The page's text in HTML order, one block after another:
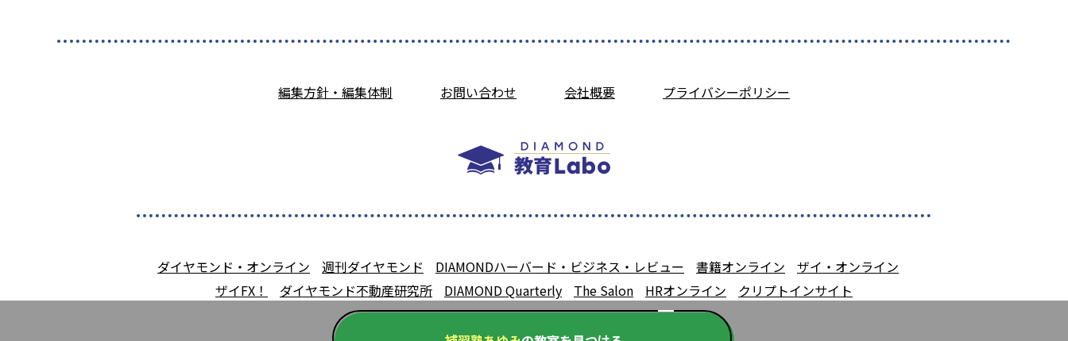
編集方針・編集体制 お問い合わせ 会社概要 プライバシーポリシー
ダイヤモンド・オンライン 週刊ダイヤモンド DIAMONDハーバード・ビジネス・レビュー 書籍オンライン
ザイ・オンライン
ザイFX！
ダイヤモンド不動産研究所 DIAMOND Quarterly The Salon HRオンライン クリプトインサイト